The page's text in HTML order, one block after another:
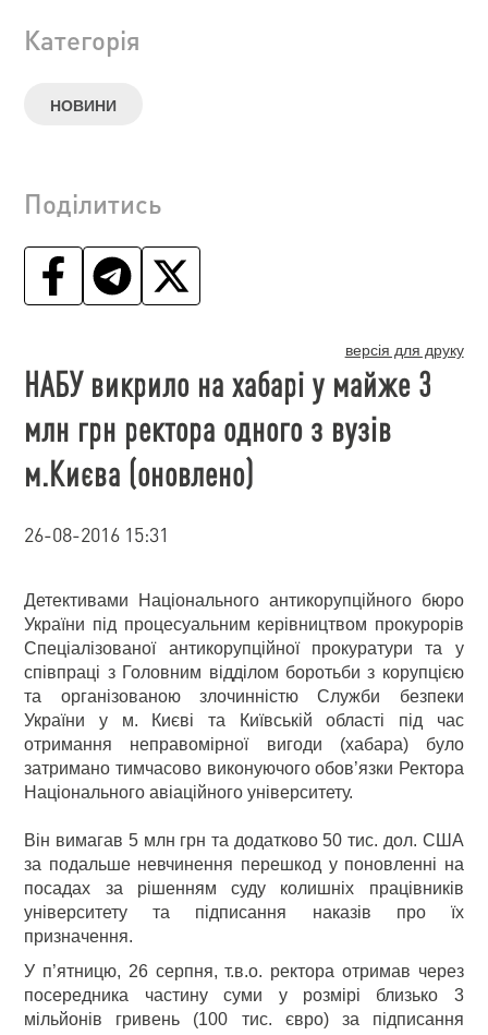
Категорія
НОВИНИ
Поділитись
версія для друку
НАБУ викрило на хабарі у майже 3
млн грн ректора одного з вузів
м.Києва (оновлено)
26-08-2016 15:31
Детективами Національного антикорупційного бюро
України під процесуальним керівництвом прокурорів
Спеціалізованої антикорупційної прокуратури та у
співпраці з Головним відділом боротьби з корупцією
та організованою злочинністю Служби безпеки
України у м. Києві та Київській області під час
отримання неправомірної вигоди (хабара) було
затримано тимчасово виконуючого обов’язки Ректора
Національного авіаційного університету.
Він вимагав 5 млн грн та додатково 50 тис. дол. США
за подальше невчинення перешкод у поновленні на
посадах за рішенням суду колишніх працівників
університету та підписання наказів про їх
призначення.
У п’ятницю, 26 серпня, т.в.о. ректора отримав через
посередника частину суми у розмірі близько 3
мільйонів гривень (100 тис. євро) за підписання